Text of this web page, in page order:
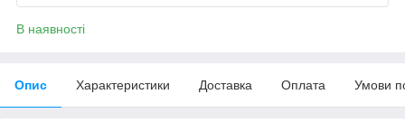
В наявності
Опис Характеристики Доставка Оплата Умови